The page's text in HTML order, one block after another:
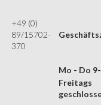
+49 (0)
89/15702-
370
Mo - Do
Freitags